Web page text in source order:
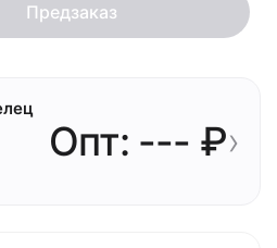
Предзаказ
Опт: --- ₽›